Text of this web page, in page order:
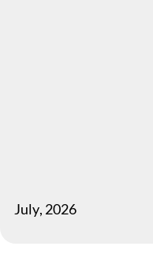
July, 2026